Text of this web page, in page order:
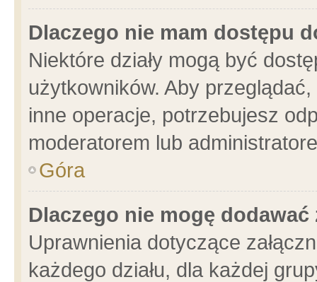
Dlaczego nie mam dostępu
Niektóre działy mogą być
użytkowników. Aby
inne operacje, potrzebujesz
moderatorem lub
Góra
Dlaczego nie mogę dodawać
Uprawnienia dotyczące
każdego działu, dla każdej